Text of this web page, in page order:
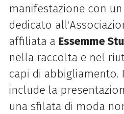
manifestazione con
dedicato
affiliata a Essemme
nella raccolta e nel
capi di abbigliamento.
include la
una sfilata di moda